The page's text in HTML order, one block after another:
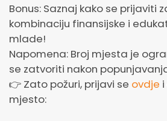
Bonus: Saznaj kako se prijaviti
kombinaciju finansijske i
mlade!
Napomena: Broj mjesta je
se zatvoriti nakon
👉 Zato požuri, prijavi se ovdje
mjesto: